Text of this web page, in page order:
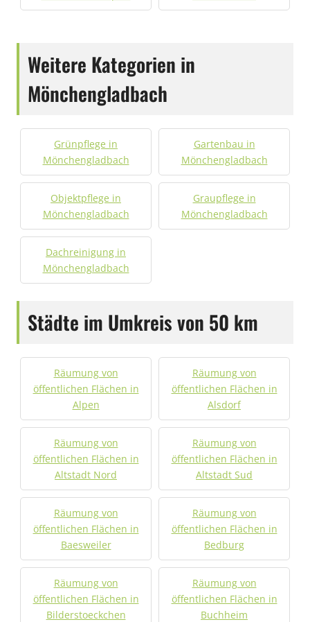
Weitere Kategorien in
Mönchengladbach
Grünpflege in
Mönchengladbach
Gartenbau in
Mönchengladbach
Objektpflege in
Mönchengladbach
Graupflege in
Mönchengladbach
Dachreinigung in
Mönchengladbach
Städte im Umkreis von 50 km
Räumung von
öffentlichen Flächen in
Alpen
Räumung von
öffentlichen Flächen in
Alsdorf
Räumung von
öffentlichen Flächen in
Altstadt Nord
Räumung von
öffentlichen Flächen in
Altstadt Sud
Räumung von
öffentlichen Flächen in
Baesweiler
Räumung von
öffentlichen Flächen in
Bedburg
Räumung von
öffentlichen Flächen in
Bilderstoeckchen
Räumung von
öffentlichen Flächen in
Buchheim